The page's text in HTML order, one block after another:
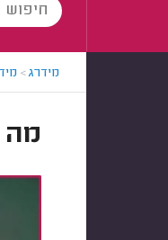
מידרג>
מה